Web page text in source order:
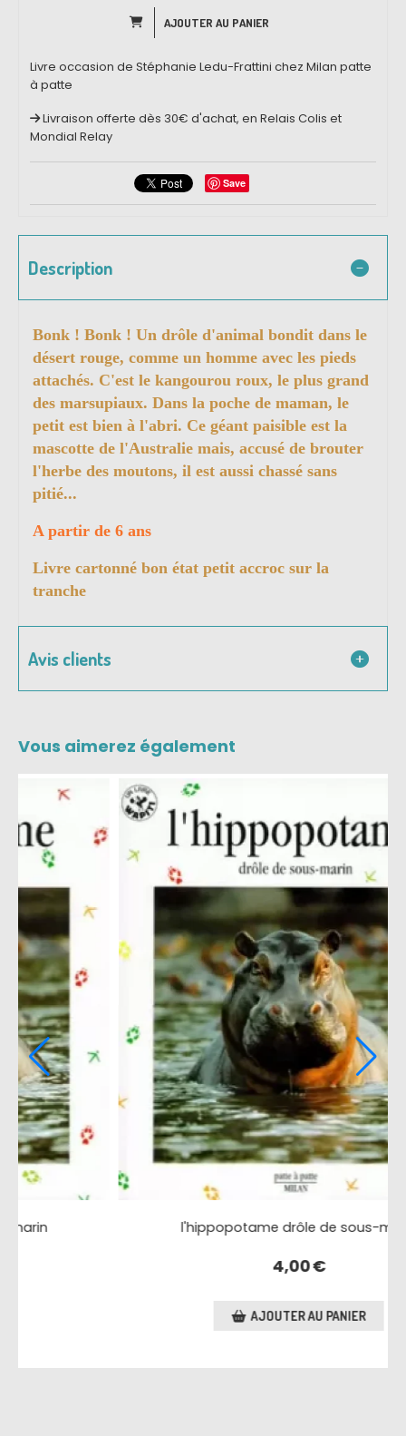
AJOUTER AU PANIER
Livre occasion de Stéphanie Ledu-Frattini chez Milan patte
à patte
Livraison offerte dès 30€ d'achat, en Relais Colis et
Mondial Relay
Save
Description
Bonk ! Bonk ! Un drôle d'animal bondit dans le
désert rouge, comme un homme avec les pieds
attachés. C'est le kangourou roux, le plus grand
des marsupiaux. Dans la poche de maman, le
petit est bien à l'abri. Ce géant paisible est la
mascotte de l'Australie mais, accusé de brouter
l'herbe des moutons, il est aussi chassé sans
pitié...
A partir de 6 ans
Livre cartonné bon état petit accroc sur la
tranche
Avis clients
Vous aimerez également
l'hippopotame drôle de sous-marin
€
AJOUTER AU PANIER